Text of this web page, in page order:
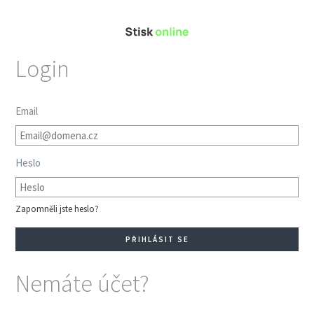
Login
Email
Heslo
Zapomněli jste heslo?
Nemáte účet?